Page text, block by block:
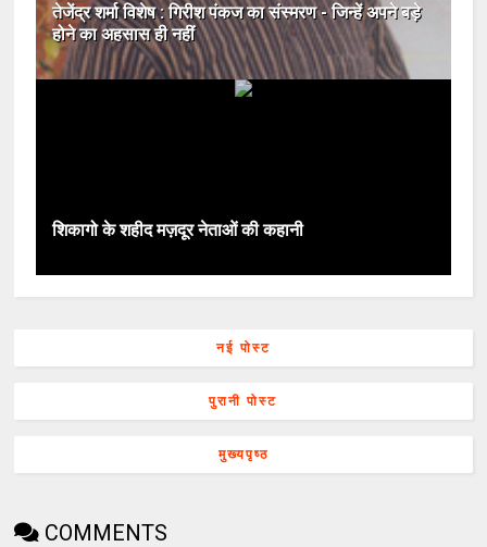
तेजेंद्र शर्मा विशेष : गिरीश पंकज का संस्मरण - जिन्‍हें अपने बड़े
होने का अहसास ही नहीं
शिकागो के शहीद मज़दूर नेताओं की कहानी
नई पोस्ट
पुरानी पोस्ट
मुख्यपृष्ठ
COMMENTS